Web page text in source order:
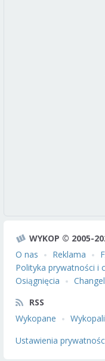
WYKOP © 2005-
O nas
Reklama
Polityka prywatności i
Osiągnięcia
RSS
Wykopane
Ustawienia